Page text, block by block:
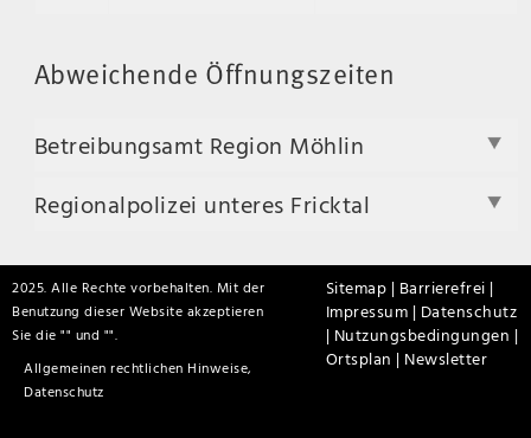
Abweichende Öffnungszeiten
Betreibungsamt Region Möhlin
Regionalpolizei unteres Fricktal
2025. Alle Rechte vorbehalten. Mit der
Benutzung dieser Website akzeptieren
Sie die "
Allgemeinen rechtlichen Hinweise,
Datenschutz
" und "".
Sitemap | Barrierefrei |
Impressum | Datenschutz
| Nutzungsbedingungen |
Ortsplan | Newsletter